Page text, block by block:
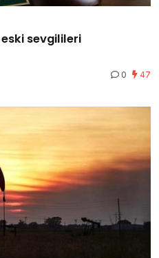
sevgilileri
0 47